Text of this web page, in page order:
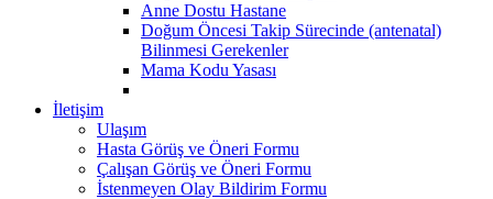
Anne Dostu Hastane
Doğum Öncesi Takip Sürecinde (antenatal)
Bilinmesi Gerekenler
Mama Kodu Yasası
İletişim
Ulaşım
Hasta Görüş ve Öneri Formu
Çalışan Görüş ve Öneri Formu
İstenmeyen Olay Bildirim Formu